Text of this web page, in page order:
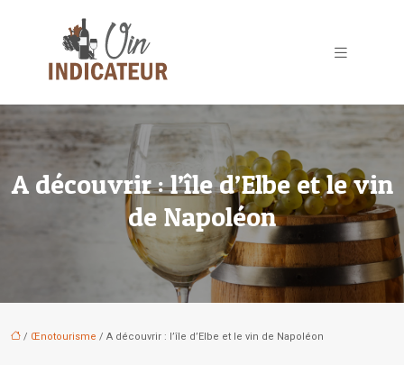
A découvrir : l’île d’Elbe et le vin
de Napoléon
/ Œnotourisme / A découvrir : l’île d’Elbe et le vin de Napoléon